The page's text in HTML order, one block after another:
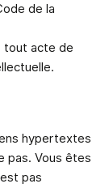
de la
tout acte de
hypertextes
pas. Vous êtes
pas